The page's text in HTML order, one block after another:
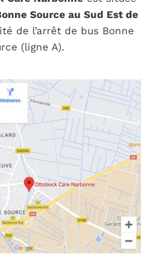
Source au Sud Est de
de l’arrêt de bus Bonne
(ligne A).